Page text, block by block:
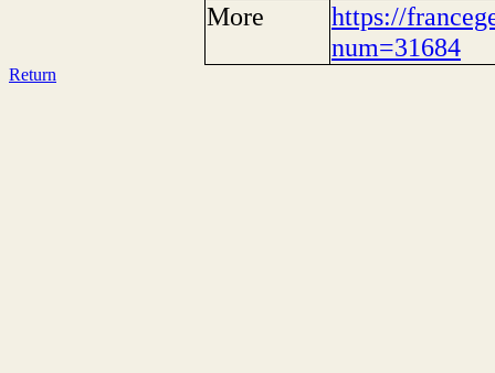
More
https://
num=31684
Return